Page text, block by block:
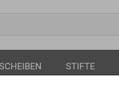
SCHEIBEN STIFTE